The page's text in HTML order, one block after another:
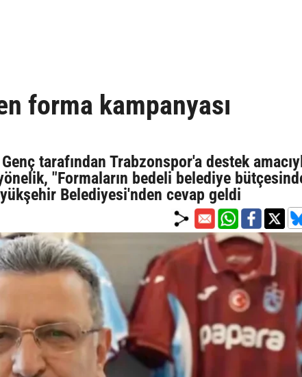
forma kampanyası
tarafından Trabzonspor'a destek
"Formaların bedeli belediye
Belediyesi'nden cevap geldi